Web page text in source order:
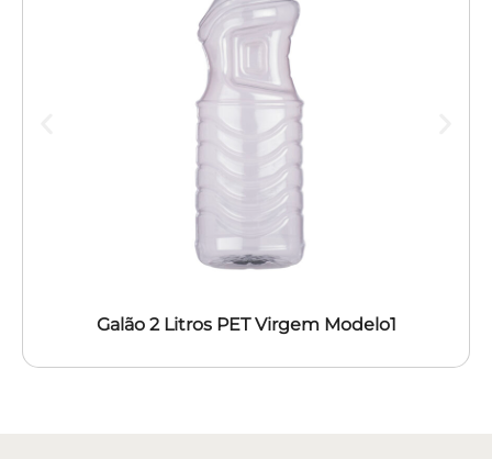
Galão 2 Litros PET Virgem Modelo1